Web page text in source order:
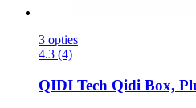
3 opties
4.3 (4)
QIDI Tech Qidi Box,